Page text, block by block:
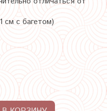
см с багетом)